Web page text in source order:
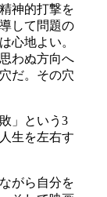
神的打撃を
して問題の
心地よい。
わぬ方向へ
だ。その穴
」という3
生を左右す
がら自分を